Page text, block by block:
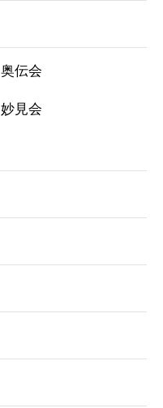
奥伝会
妙見会